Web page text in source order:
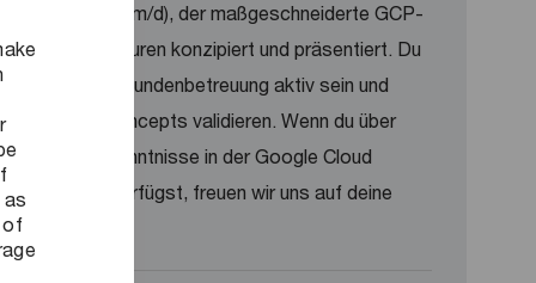
of
Architect (w/m/d), der maßgeschneiderte GCP-
Zielarchitekturen konzipiert und präsentiert. Du
wirst in der Kundenbetreuung aktiv sein und
Proof of Concepts validieren. Wenn du über
fundierte Kenntnisse in der Google Cloud
Plattform verfügst, freuen wir uns auf deine